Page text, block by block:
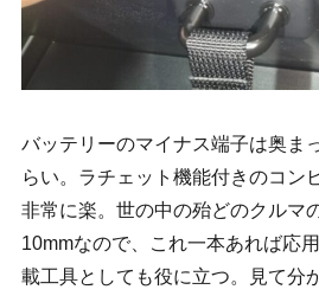
バッテリーのマイナス端子は奥ま
らい。ラチェット機能付きのコン
非常に楽。世の中の殆どのクルマ
10mmなので、これ一本あれば応
載工具としても役に立つ。見て分